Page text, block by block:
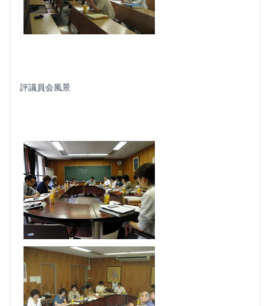
評議員会風景